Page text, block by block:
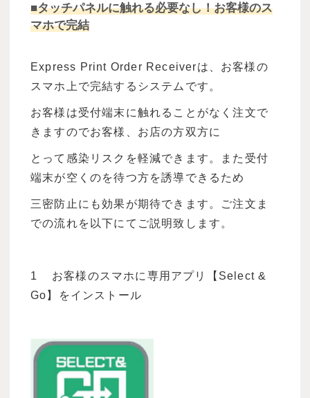
■タッチパネルに触れる必要なし！お客様のス
マホで完結
Express Print Order Receiverは、お客様の
スマホ上で完結するシステムです。
お客様は受付端末に触れることがなく注文で
きますのでお客様、お店の方双方に
とって感染リスクを軽減できます。また受付
端末が空くのを待つ方を誘導できるため
三密防止にも効果が期待できます。ご注文ま
での流れを以下にてご説明致します。
1 お客様のスマホに専用アプリ【Select &
Go】をインストール